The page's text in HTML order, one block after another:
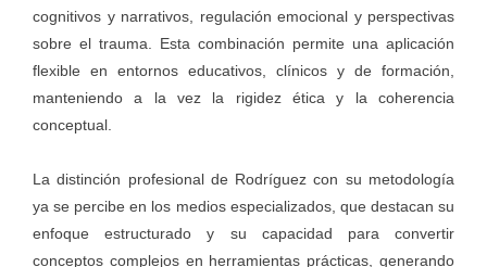
cognitivos y narrativos, regulación emocional y perspectivas
sobre el trauma. Esta combinación permite una aplicación
flexible en entornos educativos, clínicos y de formación,
manteniendo a la vez la rigidez ética y la coherencia
conceptual.
La distinción profesional de Rodríguez con su metodología
ya se percibe en los medios especializados, que destacan su
enfoque estructurado y su capacidad para convertir
conceptos complejos en herramientas prácticas, generando